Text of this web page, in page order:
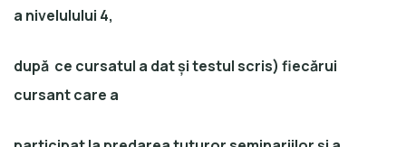
a nivelulului 4,
după ce cursatul a dat și testul scris) fiecărui
cursant care a